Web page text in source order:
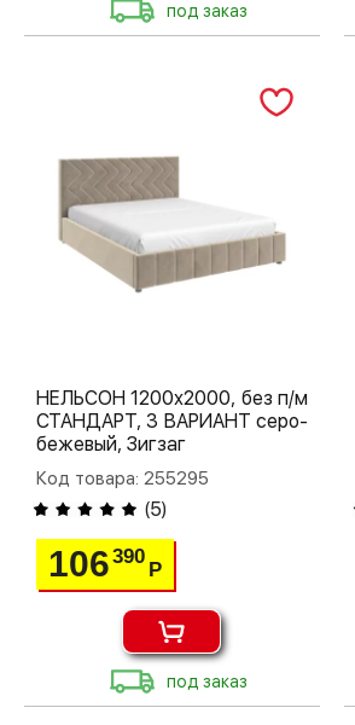
под заказ
НЕЛЬСОН 1200х2000, без п/м
СТАНДАРТ, 3 ВАРИАНТ серо-
бежевый, Зигзаг
Код товара: 255295
(5)
106390
Р
под заказ